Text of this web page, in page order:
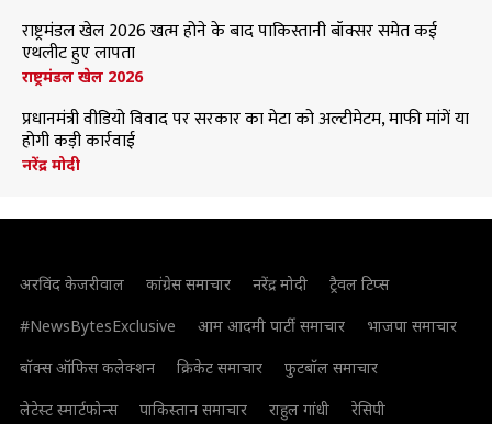
राष्ट्रमंडल खेल 2026 खत्म होने के बाद पाकिस्तानी बॉक्सर समेत कई
एथलीट हुए लापता
राष्ट्रमंडल खेल 2026
प्रधानमंत्री वीडियो विवाद पर सरकार का मेटा को अल्टीमेटम, माफी मांगें या
होगी कड़ी कार्रवाई
नरेंद्र मोदी
अरविंद केजरीवाल कांग्रेस समाचार नरेंद्र मोदी
ट्रैवल टिप्स
#NewsBytesExclusive
आम आदमी पार्टी समाचार
भाजपा समाचार
बॉक्स ऑफिस कलेक्शन
क्रिकेट समाचार
फुटबॉल समाचार
लेटेस्ट स्मार्टफोन्स
पाकिस्तान समाचार राहुल गांधी रेसिपी